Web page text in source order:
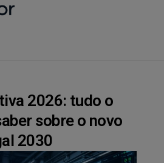
2026: tudo o
sobre o novo
2030